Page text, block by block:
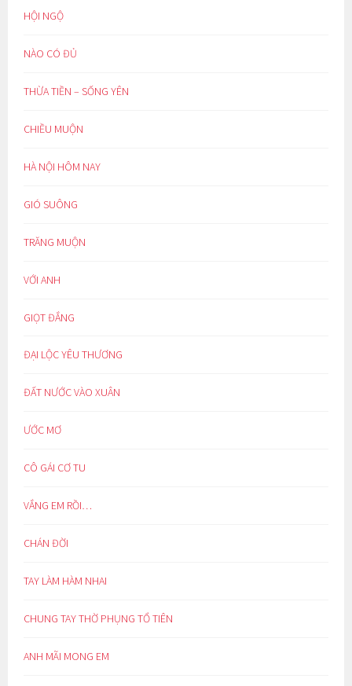
HỘI NGỘ
NÀO CÓ ĐỦ
THỪA TIỀN – SỐNG YÊN
CHIỀU MUỘN
HÀ NỘI HÔM NAY
GIÓ SUÔNG
TRĂNG MUỘN
VỚI ANH
GIỌT ĐẮNG
ĐẠI LỘC YÊU THƯƠNG
ĐẤT NƯỚC VÀO XUÂN
ƯỚC MƠ
CÔ GÁI CƠ TU
VẮNG EM RỒI…
CHÁN ĐỜI
TAY LÀM HÀM NHAI
CHUNG TAY THỜ PHỤNG TỔ TIÊN
ANH MÃI MONG EM